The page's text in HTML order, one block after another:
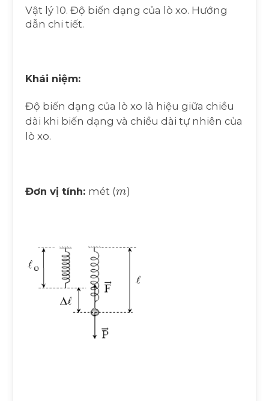
Vật lý 10. Độ biến dạng của lò xo. Hướng
dẫn chi tiết.
Khái niệm:
Độ biến dạng của lò xo là hiệu giữa chiều
dài khi biến dạng và chiều dài tự nhiên của
lò xo.
Đơn vị tính: mét ( m)